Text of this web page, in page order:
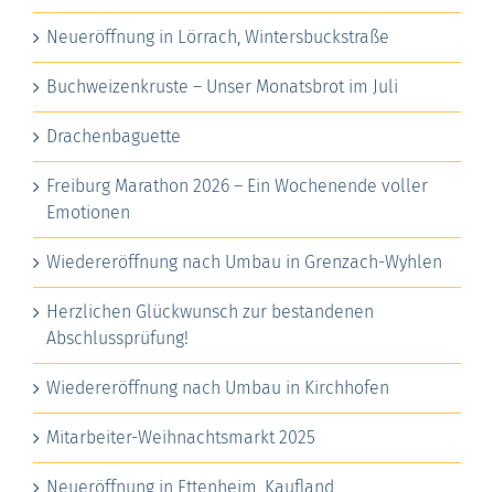
Neueröffnung in Lörrach, Wintersbuckstraße
Buchweizenkruste – Unser Monatsbrot im Juli
Drachenbaguette
Freiburg Marathon 2026 – Ein Wochenende voller
Emotionen
Wiedereröffnung nach Umbau in Grenzach-Wyhlen
Herzlichen Glückwunsch zur bestandenen
Abschlussprüfung!
Wiedereröffnung nach Umbau in Kirchhofen
Mitarbeiter-Weihnachtsmarkt 2025
Neueröffnung in Ettenheim, Kaufland